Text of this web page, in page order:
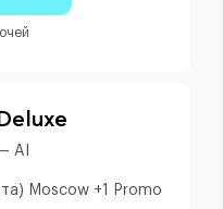
AI
Moscow +1 Promo